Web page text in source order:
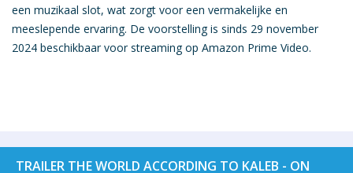
een muzikaal slot, wat zorgt voor een vermakelijke en
meeslepende ervaring. De voorstelling is sinds 29 november
2024 beschikbaar voor streaming op Amazon Prime Video.
TRAILER THE WORLD ACCORDING TO KALEB - ON